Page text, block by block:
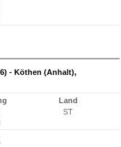
- Köthen (Anhalt),
Land
ST